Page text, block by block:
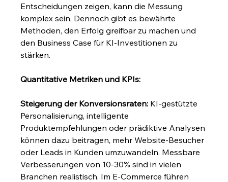
Entscheidungen zeigen, kann die Messung
komplex sein. Dennoch gibt es bewährte
Methoden, den Erfolg greifbar zu machen und
den Business Case für KI-Investitionen zu
stärken.
Quantitative Metriken und KPIs:
Steigerung der Konversionsraten: KI-gestützte
Personalisierung, intelligente
Produktempfehlungen oder prädiktive Analysen
können dazu beitragen, mehr Website-Besucher
oder Leads in Kunden umzuwandeln. Messbare
Verbesserungen von 10-30% sind in vielen
Branchen realistisch. Im E-Commerce führen